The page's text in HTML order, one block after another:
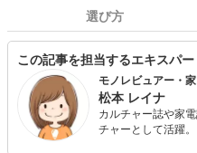
選び方
この記事を担当するエキスパー
モノレビュアー・
松本 レイナ
カルチャー誌や家
チャーとして活躍